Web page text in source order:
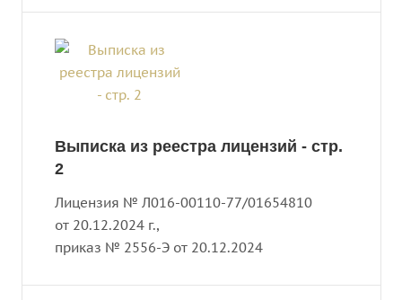
Выписка из реестра лицензий - стр.
2
Лицензия № Л016-00110-77/01654810
от 20.12.2024 г.,
приказ № 2556-Э от 20.12.2024